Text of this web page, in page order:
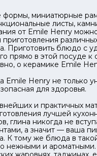
духовку.
от
позволяет мыть
без потери цвета
столу, делая
миниатюрные
листы,
от Emile Henry
приготовления
Приготовить блюдо с
прямо в этой посуде
о керамике Emile
Emile Henry не только
для здоровья.
и практичных
лучшей
глина никогда не
а значит — ваша
К тому же блюда в
нежными и